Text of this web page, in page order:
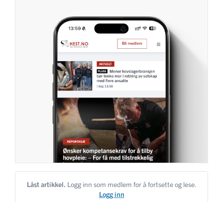
Låst artikkel. Logg inn som medlem for å fortsette og lese.
Logg inn